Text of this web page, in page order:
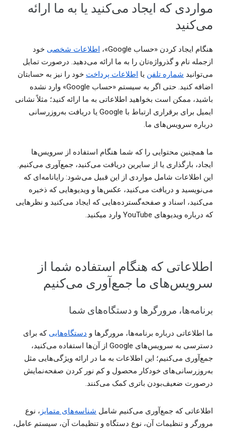
مواردی که ایجاد می‌کنید یا به ما ارائه
می‌کنید
هنگام ایجاد کردن «حساب Google»، اطلاعات شخصی خود
ازجمله نام و گذرواژه‌تان را به ما ارائه می‌دهید. درصورت تمایل
می‌توانید شماره تلفن یا اطلاعات پرداخت خود را نیز به حسابتان
اضافه کنید. حتی اگر به سیستم «حساب Google» وارد نشده
باشید، ممکن است بخواهید اطلاعاتی به ما ارائه کنید؛ مثلاً نشانی
ایمیل برای برقراری ارتباط با Google یا دریافت به‌روزرسانی
درباره سرویس‌های ما.
ما همچنین محتوایی را که شما هنگام استفاده از سرویس‌ها
ایجاد، بارگذاری یا از سایرین دریافت می‌کنید، جمع‌آوری می‌کنیم.
این اطلاعات شامل مواردی از این قبیل می‌شود: رایانامه‌ای که
می‌نویسید و دریافت می‌کنید، عکس‌ها و ویدیوهایی که ذخیره
می‌کنید، اسناد و صفحه‌گسترده‌هایی که ایجاد می‌کنید و نظرهایی
که درباره ویدیوهای YouTube وارد میکنید.
اطلاعاتی که هنگام استفاده شما از
سرویس‌های ما جمع‌‌آوری می‌کنیم
برنامه‌ها، مرورگرها و دستگاه‌های شما
ما اطلاعاتی درباره برنامه‌ها، مرورگرها و دستگاه‌هایی که برای
دسترسی به سرویس‌های Google از آن‌ها استفاده می‌کنید،
جمع‌آوری می‌کنیم؛ این اطلاعات به ما در ارائه ویژگی‌هایی مثل
به‌روزرسانی‌های خودکار محصول و کم ‌نور کردن صفحه‌‌نمایش
درصورت ضعیف‌بودن باتری کمک می‌کنند.
اطلاعاتی که جمع‌آوری می‌کنیم شامل شناسه‌های متمایز ، نوع
مرورگر و تنظیمات آن، نوع دستگاه و تنظیمات آن، سیستم عامل،